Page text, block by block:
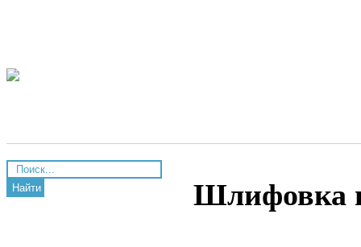
Найти Шлифовка